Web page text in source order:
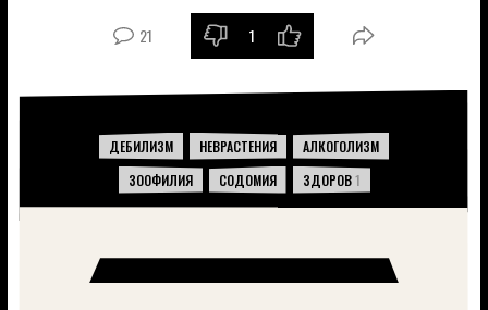
21 - 1 +
ДЕБИЛИЗМ НЕВРАСТЕНИЯ
АЛКОГОЛИЗМ
ЗООФИЛИЯ
СОДОМИЯ ЗДОРОВ1